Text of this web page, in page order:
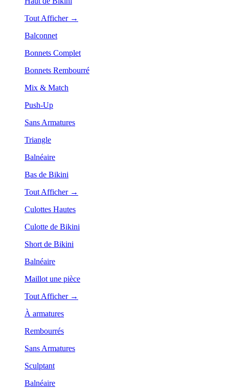
Tout Afficher →
Balconnet
Bonnets Complet
Bonnets Rembourré
Mix & Match
Push-Up
Sans Armatures
Triangle
Balnéaire
Bas de Bikini
Tout Afficher →
Culottes Hautes
Culotte de Bikini
Short de Bikini
Balnéaire
Maillot une pièce
Tout Afficher →
À armatures
Rembourrés
Sans Armatures
Sculptant
Balnéaire